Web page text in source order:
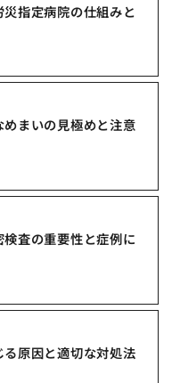
指定病院の仕組みと
まいの見極めと注意
査の重要性と症例に
原因と適切な対処法